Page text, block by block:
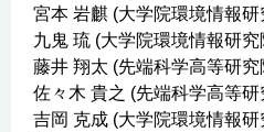
宮本 岩麒 (大学院環境情報研
九鬼 琉 (大学院環境情報研究
藤井 翔太 (先端科学高等研究
佐々木 貴之 (先端科学高等研
吉岡 克成 (大学院環境情報